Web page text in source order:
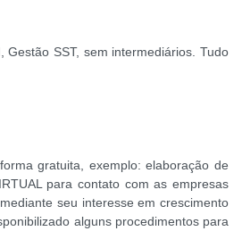
Gestão SST, sem intermediários. Tudo
gratuita, exemplo: elaboração de
para contato com as empresas
seu interesse em crescimento
alguns procedimentos para